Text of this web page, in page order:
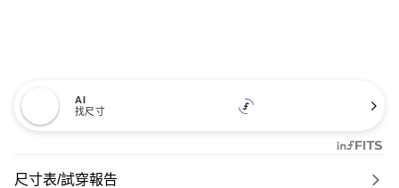
AI
找尺寸
尺寸表/試穿報告